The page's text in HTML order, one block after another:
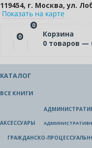
119454, г. Москва, ул.
Показать на карте
0
0
Корзина
0 товаров —
КАТАЛОГ
ВСЕ КНИГИ
АКСЕССУАРЫ
ГРАЖДАНСКО-